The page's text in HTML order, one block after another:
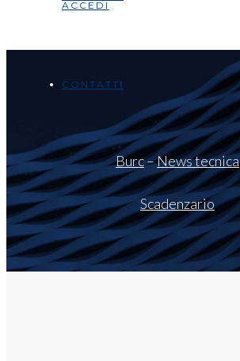
ACCEDI
CONTATTI
Burc–News tecnica
Scadenzario